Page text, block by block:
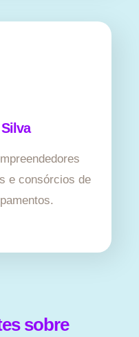
e consórcios de
sobre